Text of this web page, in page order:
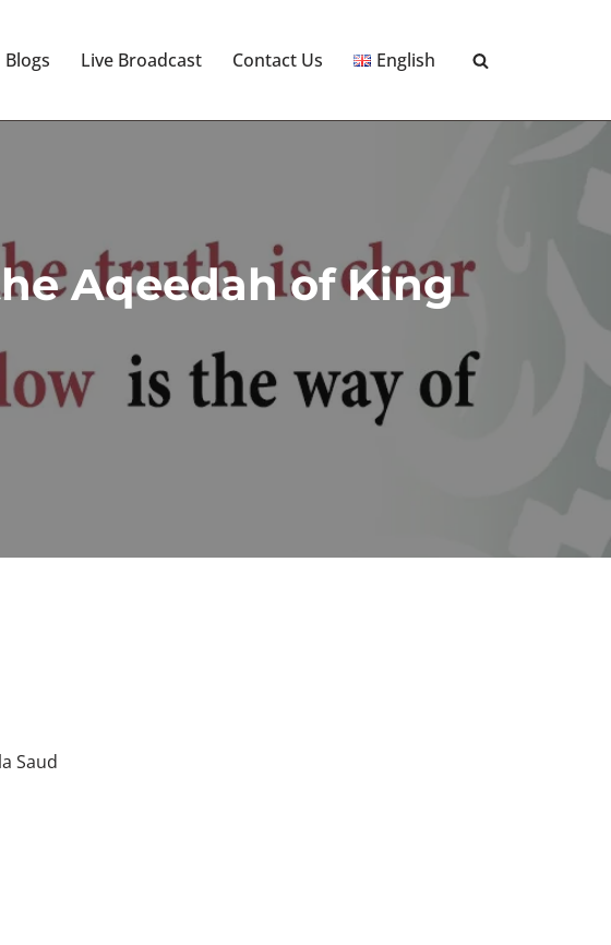
Blogs Live Broadcast Contact Us English
Aqeedah of King
Saud